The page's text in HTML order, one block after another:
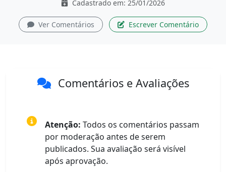
Cadastrado em: 25/01/2026
Ver Comentários Escrever Comentário
Comentários e Avaliações
Atenção: Todos os comentários passam
por moderação antes de serem
publicados. Sua avaliação será visível
após aprovação.